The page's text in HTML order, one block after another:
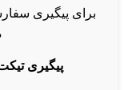
برای پیگیری
پیگیری